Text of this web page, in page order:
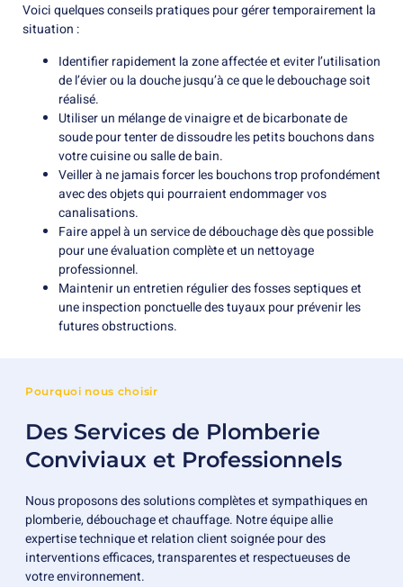
Voici quelques conseils pratiques pour gérer temporairement la
situation :
Identifier rapidement la zone affectée et eviter l’utilisation
de l’évier ou la douche jusqu’à ce que le debouchage soit
réalisé.
Utiliser un mélange de vinaigre et de bicarbonate de
soude pour tenter de dissoudre les petits bouchons dans
votre cuisine ou salle de bain.
Veiller à ne jamais forcer les bouchons trop profondément
avec des objets qui pourraient endommager vos
canalisations.
Faire appel à un service de débouchage dès que possible
pour une évaluation complète et un nettoyage
professionnel.
Maintenir un entretien régulier des fosses septiques et
une inspection ponctuelle des tuyaux pour prévenir les
futures obstructions.
Pourquoi nous choisir
Des Services de Plomberie
Conviviaux et Professionnels
Nous proposons des solutions complètes et sympathiques en
plomberie, débouchage et chauffage. Notre équipe allie
expertise technique et relation client soignée pour des
interventions efficaces, transparentes et respectueuses de
votre environnement.